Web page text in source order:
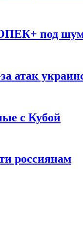
под
атак
с Кубой
россиянам